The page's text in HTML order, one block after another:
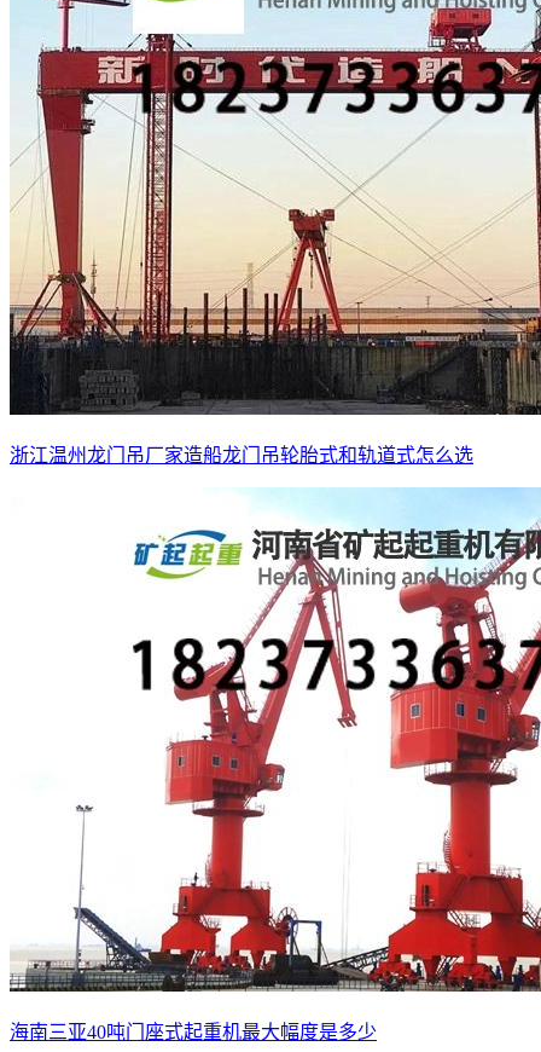
浙江温州龙门吊厂家造船龙门吊轮胎式和轨道式怎么选
海南三亚40吨门座式起重机最大幅度是多少